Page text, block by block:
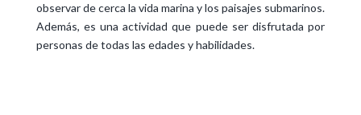
observar de cerca la vida marina y los paisajes submarinos.
Además, es una actividad que puede ser disfrutada por
personas de todas las edades y habilidades.